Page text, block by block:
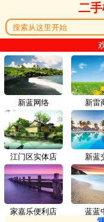
二手
新蓝网络 新雷
江门区实体店 新蓝
家嘉乐便利店 蓝蓝